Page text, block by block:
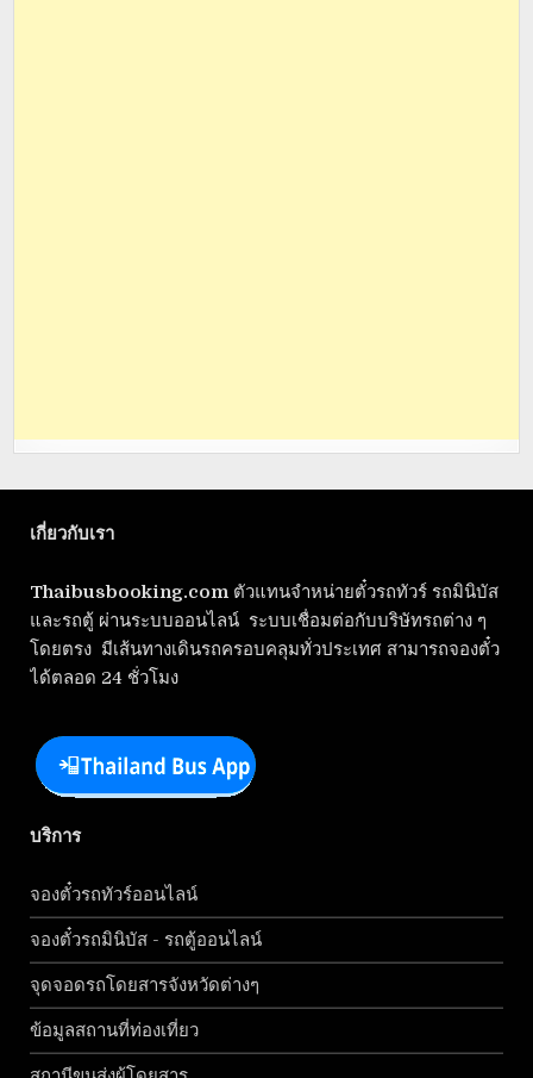
เกี่ยวกับเรา
Thaibusbooking.com ตัวแทนจำหน่ายตั๋วรถทัวร์ รถมินิบัส
และรถตู้ ผ่านระบบออนไลน์ ระบบเชื่อมต่อกับบริษัทรถต่าง ๆ
โดยตรง มีเส้นทางเดินรถครอบคลุมทั่วประเทศ สามารถจองตั๋ว
ได้ตลอด 24 ชั่วโมง
บริการ
จองตั๋วรถทัวร์ออนไลน์
จองตั๋วรถมินิบัส - รถตู้ออนไลน์
จุดจอดรถโดยสารจังหวัดต่างๆ
ข้อมูลสถานที่ท่องเที่ยว